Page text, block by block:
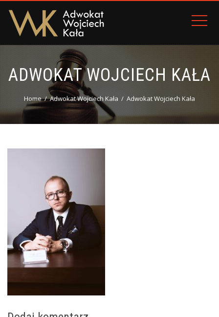
ADWOKAT WOJCIECH KAŁA
Home Adwokat Wojciech Kała Adwokat Wojciech Kała